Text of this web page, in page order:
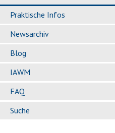
Praktische Infos
Newsarchiv
Blog
IAWM
FAQ
Suche